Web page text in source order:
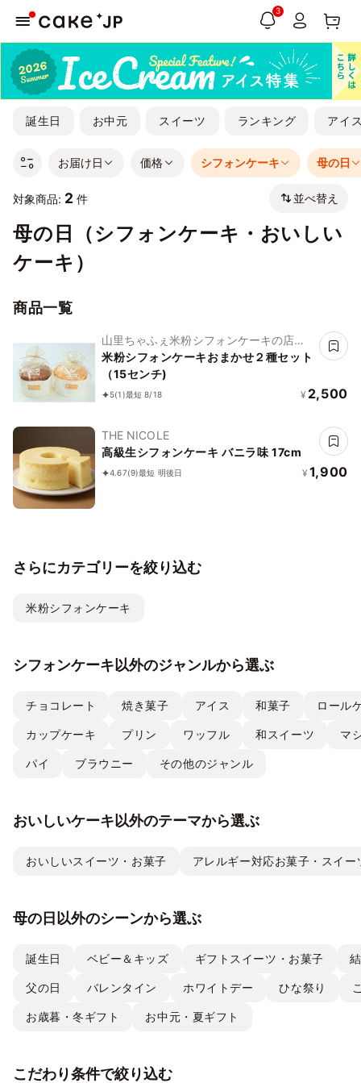
3
誕生日 お中元 スイーツ ランキング アイ
お届け日 価格 シフォンケーキ 母の日
対象商品: 2 件 並べ替え
母の日（シフォンケーキ・おいしい
ケーキ）
商品一覧
山里ちゃふぇ米粉シフォンケーキの店
アトリ
米粉シフォンケーキおまかせ２種セット
（15センチ)
5(1)最短 8/18 ¥ 2,500
THE NICOLE
高級生シフォンケーキ バニラ味 17cm
4.67(9)最短 明後日 ¥ 1,900
さらにカテゴリーを絞り込む
米粉シフォンケーキ
シフォンケーキ以外のジャンルから選ぶ
チョコレート 焼き菓子 アイス 和菓子 ロール
カップケーキ プリン ワッフル 和スイーツ マ
パイ ブラウニー その他のジャンル
おいしいケーキ以外のテーマから選ぶ
おいしいスイーツ・お菓子 アレルギー対応お菓子・スイー
母の日以外のシーンから選ぶ
誕生日 ベビー＆キッズ ギフトスイーツ・お菓子
父の日 バレンタイン ホワイトデー ひな祭り
お歳暮・冬ギフト お中元・夏ギフト
こだわり条件で絞り込む